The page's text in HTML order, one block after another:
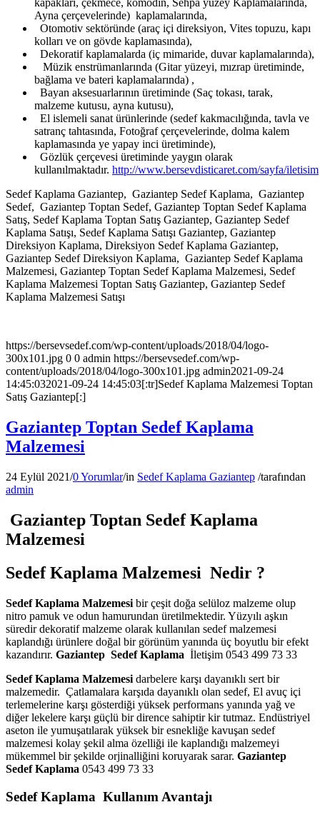
kapakları, çekmece, komodin, Sehpa yüzey Kaplamalarında,
Ayna çerçevelerinde) kaplamalarında,
Otomotiv sektöründe (araç içi direksiyon, Vites topuzu, kapı
kolları ve on gövde kaplamasında),
Dekoratif kaplamalarda (iç mimaride, duvar kaplamalarında),
Müzik enstrümanlarında (Gitar yüzeyi, mızrap üretiminde,
bağlama ve bateri kaplamalarında) ,
Bayan aksesuarlarının üretiminde (Saç tokası, tarak,
malzeme kutusu, ayna kutusu),
El islemeli sanat ürünlerinde (sedef kakmacılığında, tavla ve
satranç tahtasında, Fotoğraf çerçevelerinde, dolma kalem
kaplamasında ye yapay inci üretiminde),
Gözlük çerçevesi üretiminde yaygın olarak
kullanılmaktadır. http://www.bersevdisticaret.com/sayfa/iletisim
Sedef Kaplama Gaziantep, Gaziantep Sedef Kaplama, Gaziantep
Sedef, Gaziantep Toptan Sedef, Gaziantep Toptan Sedef Kaplama
Satış, Sedef Kaplama Toptan Satış Gaziantep, Gaziantep Sedef
Kaplama Satışı, Sedef Kaplama Satışı Gaziantep, Gaziantep
Direksiyon Kaplama, Direksiyon Sedef Kaplama Gaziantep,
Gaziantep Sedef Direksiyon Kaplama, Gaziantep Sedef Kaplama
Malzemesi, Gaziantep Toptan Sedef Kaplama Malzemesi, Sedef
Kaplama Malzemesi Toptan Satış Gaziantep, Gaziantep Sedef
Kaplama Malzemesi Satışı
https://bersevsedef.com/wp-content/uploads/2018/04/logo-
300x101.jpg 0 0 admin https://bersevsedef.com/wp-
content/uploads/2018/04/logo-300x101.jpg admin2021-09-24
14:45:032021-09-24 14:45:03[:tr]Sedef Kaplama Malzemesi Toptan
Satış Gaziantep[:]
Gaziantep Toptan Sedef Kaplama
Malzemesi
24 Eylül 2021/0 Yorumlar/in Sedef Kaplama Gaziantep /tarafından
admin
Gaziantep Toptan Sedef Kaplama
Malzemesi
Sedef Kaplama Malzemesi Nedir ?
Sedef Kaplama Malzemesi bir çeşit doğa selüloz malzeme olup
nitro pamuk ve odun hamurundan üretilmektedir. Yüzyılı aşkın
süredir dekoratif malzeme olarak kullanılan sedef malzemesi
kaplandığı ürünlere doğal bir görünüm yanında üç boyutlu bir efekt
kazandırır. Gaziantep Sedef Kaplama İletişim 0543 499 73 33
Sedef Kaplama Malzemesi darbelere karşı dayanıklı sert bir
malzemedir. Çatlamalara karşıda dayanıklı olan sedef, El avuç içi
terlemelerine karşı gösterdiği yüksek performans yanında yağ ve
diğer lekelere karşı güçlü bir dirence sahiptir kir tutmaz. Endüstriyel
aseton ile yumuşatılarak yüksek bir esnekliğe kavuşan sedef
malzemesi kolay şekil alma özelliği ile kaplandığı malzemeyi
mükemmel bir şekilde orjinalliğini koruyarak sarar. Gaziantep
Sedef Kaplama 0543 499 73 33
Sedef Kaplama Kullanım Avantajı